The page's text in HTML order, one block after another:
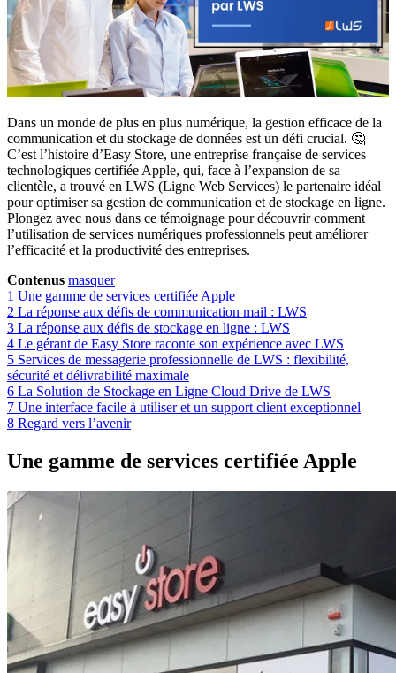
Dans un monde de plus en plus numérique, la gestion efficace de la
communication et du stockage de données est un défi crucial. 🤔
C’est l’histoire d’Easy Store, une entreprise française de services
technologiques certifiée Apple, qui, face à l’expansion de sa
clientèle, a trouvé en LWS (Ligne Web Services) le partenaire idéal
pour optimiser sa gestion de communication et de stockage en ligne.
Plongez avec nous dans ce témoignage pour découvrir comment
l’utilisation de services numériques professionnels peut améliorer
l’efficacité et la productivité des entreprises.
Contenus masquer
1 Une gamme de services certifiée Apple
2 La réponse aux défis de communication mail : LWS
3 La réponse aux défis de stockage en ligne : LWS
4 Le gérant de Easy Store raconte son expérience avec LWS
5 Services de messagerie professionnelle de LWS : flexibilité,
sécurité et délivrabilité maximale
6 La Solution de Stockage en Ligne Cloud Drive de LWS
7 Une interface facile à utiliser et un support client exceptionnel
8 Regard vers l’avenir
Une gamme de services certifiée Apple